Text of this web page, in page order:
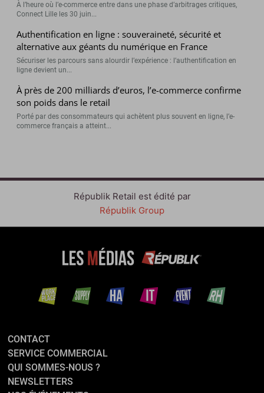
À l’heure où l’e-commerce entre dans une phase d’arbitrages critiques,
Connect Lille les 30 juin...
Authentification en ligne : souveraineté, sécurité et
alternative aux géants du numérique en France
Sécuriser les parcours sans alourdir l’expérience : l’authentification en
ligne devient un...
À près de 200 milliards d’euros, l’e-commerce confirme
son poids dans le retail
Porté par des consommateurs qui achètent plus souvent en ligne, l’e-
commerce français a atteint...
Républik Retail est édité par
Républik Group
CONTACT
SERVICE COMMERCIAL
QUI SOMMES-NOUS ?
NEWSLETTERS